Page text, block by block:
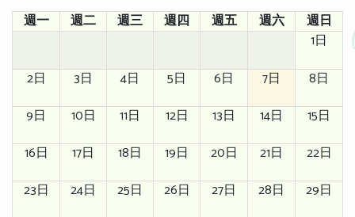
週一 週二 週三 週四 週五 週六
週日
1日
2日
3日 4日 5日 6日 7日
8日
9日
10日 11日 12日 13日 14日
15日
16日
17日 18日 19日 20日 21日
22日
23日
24日 25日 26日 27日 28日 29日